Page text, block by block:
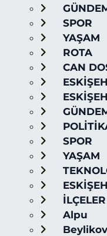
SPOR
YAŞAM
ROTA
CAN
SPOR
YAŞAM
İLÇELER
Alpu